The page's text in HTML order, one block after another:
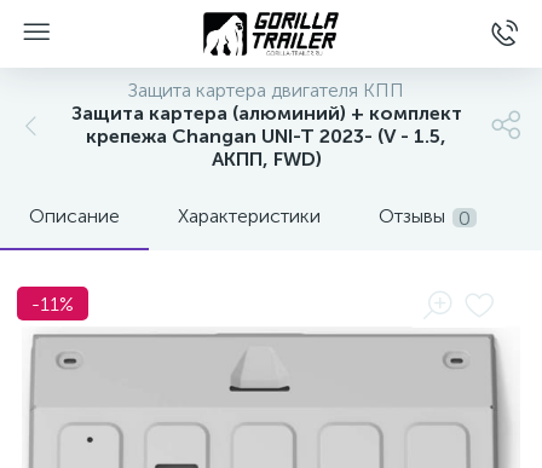
Защита картера двигателя КПП
Защита картера (алюминий) + комплект
крепежа Changan UNI-T 2023- (V - 1.5,
АКПП, FWD)
Описание Характеристики Отзывы 0
-11%